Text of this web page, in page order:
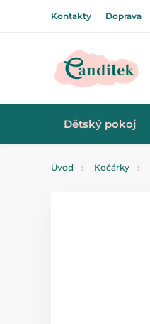
Kontakty Doprava
Dětský pokoj
Úvod Kočárky